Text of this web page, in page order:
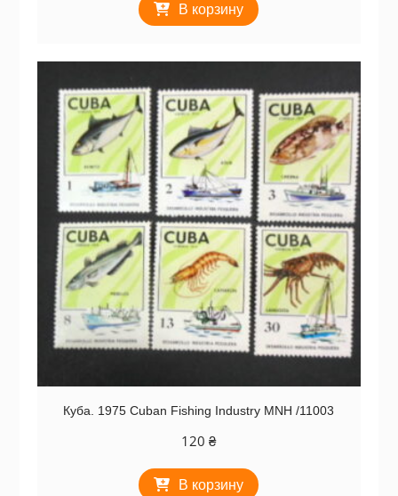
В корзину
Куба. 1975 Cuban Fishing Industry MNH /11003
120₴
В корзину